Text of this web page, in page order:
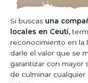
Si buscas una
locales en Ceutí,
reconocimiento en la
darle el valor que se
garantizar con mayor
de culminar